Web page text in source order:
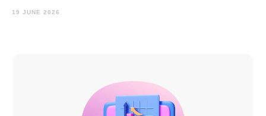
19 JUNE 2026